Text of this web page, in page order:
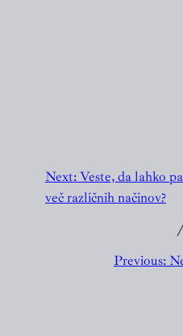
Next:Veste, da lahko
več različnih načinov?
╱
Previous: